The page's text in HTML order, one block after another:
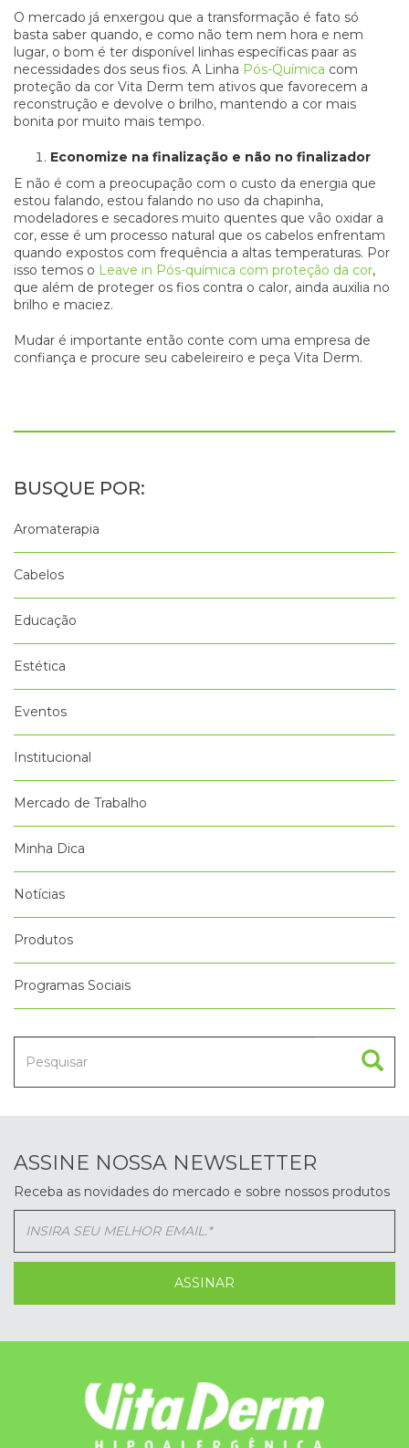
O mercado já enxergou que a transformação é fato só
basta saber quando, e como não tem nem hora e nem
lugar, o bom é ter disponível linhas específicas paar as
necessidades dos seus fios. A Linha Pós-Química com
proteção da cor Vita Derm tem ativos que favorecem a
reconstrução e devolve o brilho, mantendo a cor mais
bonita por muito mais tempo.
Economize na finalização e não no finalizador
E não é com a preocupação com o custo da energia que
estou falando, estou falando no uso da chapinha,
modeladores e secadores muito quentes que vão oxidar a
cor, esse é um processo natural que os cabelos enfrentam
quando expostos com frequência a altas temperaturas. Por
isso temos o Leave in Pós-química com proteção da cor,
que além de proteger os fios contra o calor, ainda auxilia no
brilho e maciez.
Mudar é importante então conte com uma empresa de
confiança e procure seu cabeleireiro e peça Vita Derm.
Aromaterapia
Cabelos
Educação
Estética
Eventos
Institucional
Mercado de Trabalho
Minha Dica
Notícias
Produtos
Programas Sociais
ASSINE NOSSA NEWSLETTER
Receba as novidades do mercado e sobre nossos produtos